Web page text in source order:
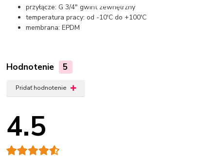
przyłącze: G 3/4" gwint zewnętrzny
temperatura pracy: od -10'C do +100'C
membrana: EPDM
Hodnotenie 5
Pridať hodnotenie
4.5